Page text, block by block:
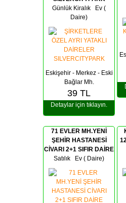
Günlük Kiralık Ev (
Daire)
Eskişehir - Merkez - Eski
Bağlar Mh.
39 TL
Detaylar için tıklayın.
71 EVLER MH.YENİ
ŞEHİR HASTANESİ
CİVARI 2+1 SIFIR DAİRE
Satılık Ev ( Daire)